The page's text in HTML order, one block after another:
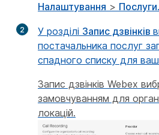
Налаштування > Послуги.
2 У розділі Запис дзвінків
постачальника послуг
спадного списку для
Запис дзвінків Webex
замовчуванням для
локацій.